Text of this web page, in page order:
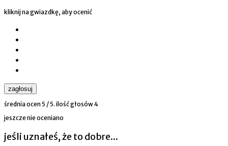
kliknij na gwiazdkę, aby ocenić
zagłosuj
średnia ocen5 / 5. ilość głosów4
jeszcze nie oceniano
jeśli uznałeś, że to dobre...